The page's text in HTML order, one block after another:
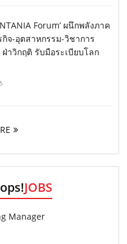
Forum’ ผนึกพลังภาค
กิจ-อุตสาหกรรม-วิชาการ
าวิกฤติ รับมือระเบียบโลก
JOBS
Manager